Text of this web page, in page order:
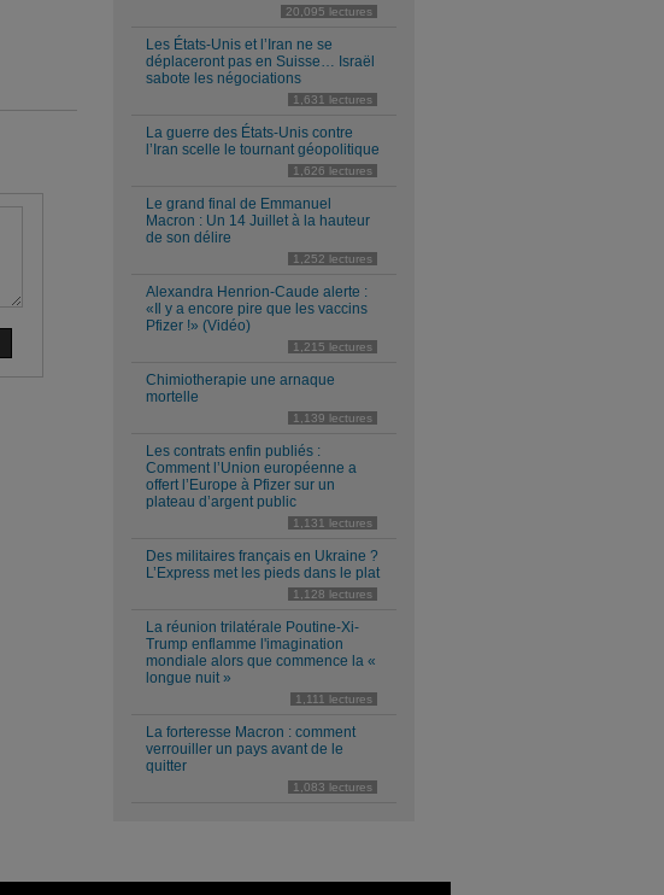
20,095 lectures
Les États-Unis et l’Iran ne se
déplaceront pas en Suisse… Israël
sabote les négociations
1,631 lectures
La guerre des États-Unis contre
l’Iran scelle le tournant géopolitique
1,626 lectures
Le grand final de Emmanuel
Macron : Un 14 Juillet à la hauteur
de son délire
1,252 lectures
Alexandra Henrion-Caude alerte :
«Il y a encore pire que les vaccins
Pfizer !» (Vidéo)
1,215 lectures
Chimiotherapie une arnaque
mortelle
1,139 lectures
Les contrats enfin publiés :
Comment l’Union européenne a
offert l’Europe à Pfizer sur un
plateau d’argent public
1,131 lectures
Des militaires français en Ukraine ?
L’Express met les pieds dans le plat
1,128 lectures
La réunion trilatérale Poutine-Xi-
Trump enflamme l'imagination
mondiale alors que commence la «
longue nuit »
1,111 lectures
La forteresse Macron : comment
verrouiller un pays avant de le
quitter
1,083 lectures